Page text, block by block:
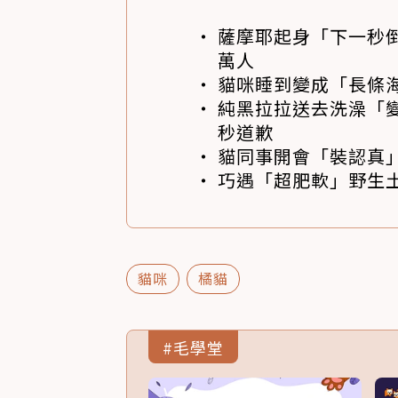
薩摩耶起身「下一秒
萬人
貓咪睡到變成「長條
純黑拉拉送去洗澡「
秒道歉
貓同事開會「裝認真
巧遇「超肥軟」野生
貓咪 橘貓
#毛學堂